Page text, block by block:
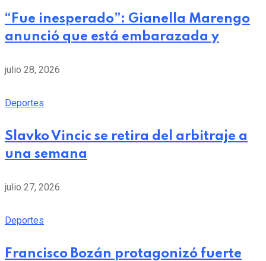
“Fue inesperado”: Gianella Marengo
anunció que está embarazada y
julio 28, 2026
Deportes
Slavko Vincic se retira del arbitraje a
una semana
julio 27, 2026
Deportes
Francisco Bozán protagonizó fuerte